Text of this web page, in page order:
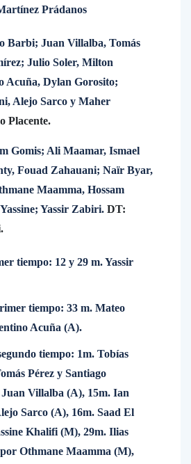
Prádanos
Barbi; Juan Villalba, Tomás
Julio Soler, Milton
Acuña, Dylan Gorosito;
Alejo Sarco y Maher
Placente.
Gomis; Ali Maamar, Ismael
Fouad Zahauani; Naïr Byar,
Maamma, Hossam
Yassir Zabiri. DT:
tiempo: 12 y 29 m. Yassir
tiempo: 33 m. Mateo
Acuña (A).
tiempo: 1m. Tobías
Pérez y Santiago
Villalba (A), 15m. Ian
Sarco (A), 16m. Saad El
Khalifi (M), 29m. Ilias
Othmane Maamma (M),